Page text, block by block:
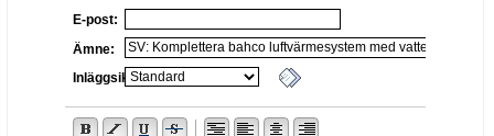
E-post:
Ämne:
Inläggsikon: